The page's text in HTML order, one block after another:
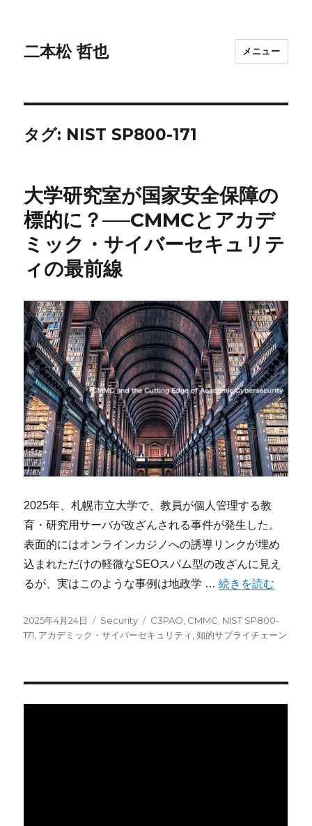
二本松 哲也 メニュー
タグ: NIST SP800-171
大学研究室が国家安全保障の
標的に？──CMMCとアカデ
ミック・サイバーセキュリテ
ィの最前線
2025年、札幌市立大学で、教員が個人管理する教
育・研究用サーバが改ざんされる事件が発生した。
表面的にはオンラインカジノへの誘導リンクが埋め
込まれただけの軽微なSEOスパム型の改ざんに見え
るが、実はこのような事例は地政学 …“大学研究室が国
続きを読む
投
稿
2025年4月24日
カ
テ
Security
タ
グ
C3PAO, CMMC, NIST SP800-
171, アカデミック・サイバーセキュリティ,知的サプライチェーン